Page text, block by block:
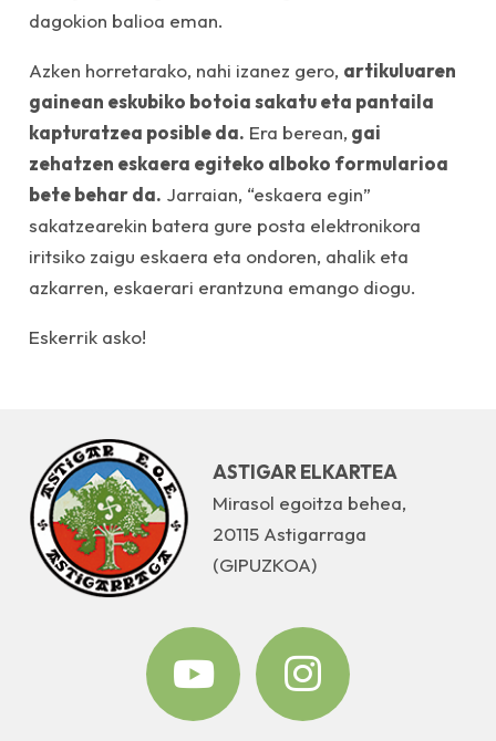
dagokion balioa eman.
Azken horretarako, nahi izanez gero, artikuluaren
gainean eskubiko botoia sakatu eta pantaila
kapturatzea posible da. Era berean, gai
zehatzen eskaera egiteko alboko formularioa
bete behar da. Jarraian, “eskaera egin”
sakatzearekin batera gure posta elektronikora
iritsiko zaigu eskaera eta ondoren, ahalik eta
azkarren, eskaerari erantzuna emango diogu.
Eskerrik asko!
ASTIGAR ELKARTEA
Mirasol egoitza behea,
20115 Astigarraga
(GIPUZKOA)